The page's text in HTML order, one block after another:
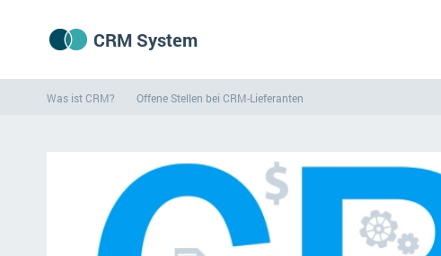
CRM System
Was ist CRM? Offene Stellen bei CRM-Lieferanten